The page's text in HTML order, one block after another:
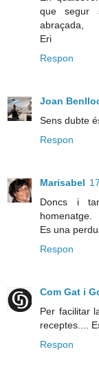
que segur
abraçada,
Eri
Respon
Joan
Sens dubte
Respon
Marisabel
Doncs i
homenatge.
Es una
Respon
Com Gat i
Per facilitar
receptes....
Respon